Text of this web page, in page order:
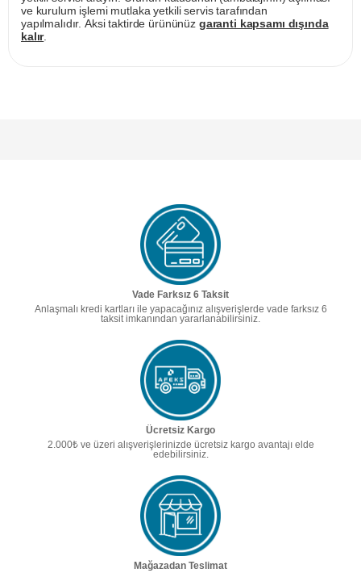
ve kurulum işlemi mutlaka yetkili servis tarafından
yapılmalıdır. Aksi taktirde ürününüz garanti kapsamı dışında
kalır.
Vade Farksız 6 Taksit
Anlaşmalı kredi kartları ile yapacağınız alışverişlerde vade farksız 6
taksit imkanından yararlanabilirsiniz.
Ücretsiz Kargo
2.000₺ ve üzeri alışverişlerinizde ücretsiz kargo avantajı elde
edebilirsiniz.
Mağazadan Teslimat